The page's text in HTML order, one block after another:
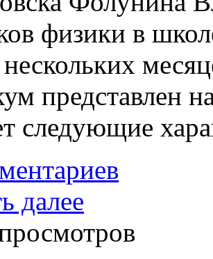
физики в
нескольких
представлен
следующие
далее